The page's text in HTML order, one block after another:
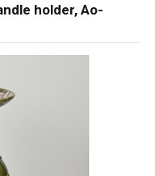
holder, Ao-